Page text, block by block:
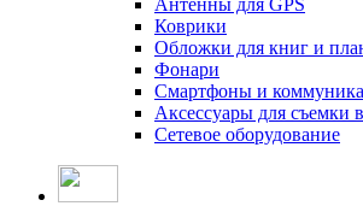
Антенны для GPS
Коврики
Обложки для книг и
Фонари
Смартфоны и
Аксессуары для съемки
Сетевое оборудование